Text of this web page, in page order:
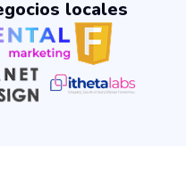
locales